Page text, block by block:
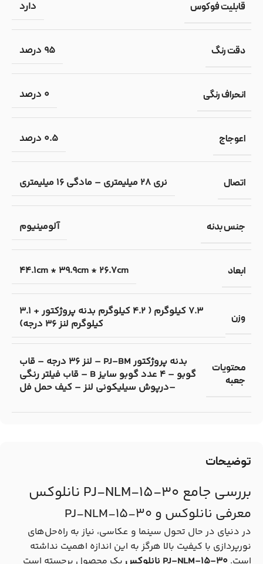
توضیحات
بررسی جامع PJ-NLM-15-30 نانلوکس
معرفی نانلوکس و PJ-NLM-15-30
در دنیای در حال تحول سینما و عکاسی، نیاز به راه‌حل‌های
نورپردازی با کیفیت بالا هرگز به این اندازه اهمیت نداشته
قابلیت فوکوس دارد
دقت رنگ 95 درصد
انحراف رنگی 0 درصد
اعوجاج 0.5 درصد
اتصال نری 28 میلیمتری – مادگی 16 میلیمتری
جنس بدنه آلومینیوم
ابعاد 44.1cm * 39.9cm * 26.7cm
وزن
7.3 کیلوگرم ( 4.2 کیلوگرم بدنه پروژکتور + 3.1
کیلوگرم لنز 36 درجه)
محتویات
جعبه
بدنه پروژکتور PJ-BM – لنز 36 درجه – قاب
گوبو – 4 عدد گوبو سایز B – قاب فیلتر رنگی
–درپوش سیلیکونی لنز – کیف حمل فل